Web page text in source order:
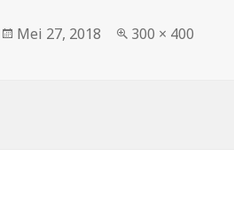
Mei 27, 2018 300 × 400